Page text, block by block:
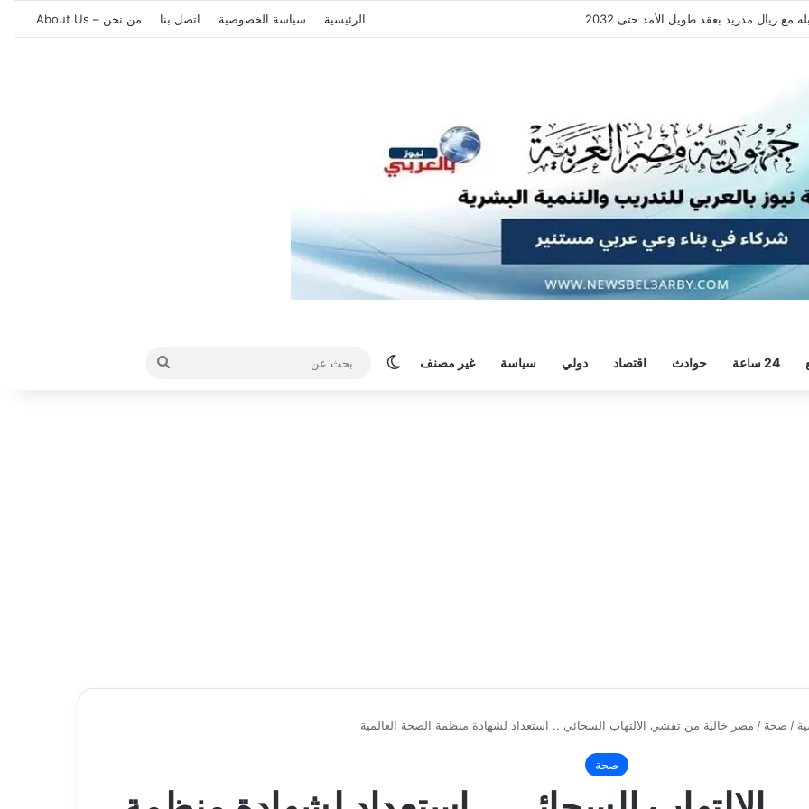
هيثم حسن.. واللاعب يُرحب الرئيسية سياسة الخصوصية اتصل بنا من نحن – About Us
24 ساعة حوادث اقتصاد دولي سياسة غير مصنف الوضع المظلم
بحث
/ صحة / مصر خالية من تفشي الالتهاب السحائي .. استعداد لشهادة منظمة الصحة العالمية
صحة